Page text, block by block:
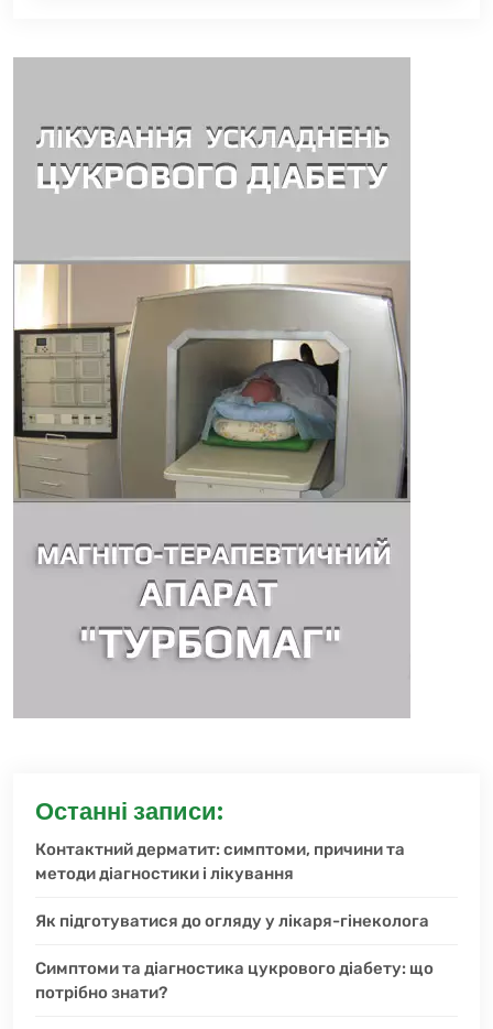
Останні записи:
Контактний дерматит: симптоми, причини та
методи діагностики і лікування
Як підготуватися до огляду у лікаря-гінеколога
Симптоми та діагностика цукрового діабету: що
потрібно знати?